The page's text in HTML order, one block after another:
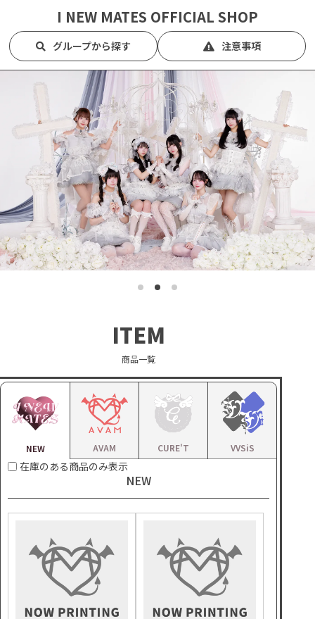
I NEW MATES OFFICIAL SHOP
グループから探す 注意事項
ITEM
商品一覧
NEW AVAM CURE'T VVSiS
在庫のある商品のみ表示
NEW